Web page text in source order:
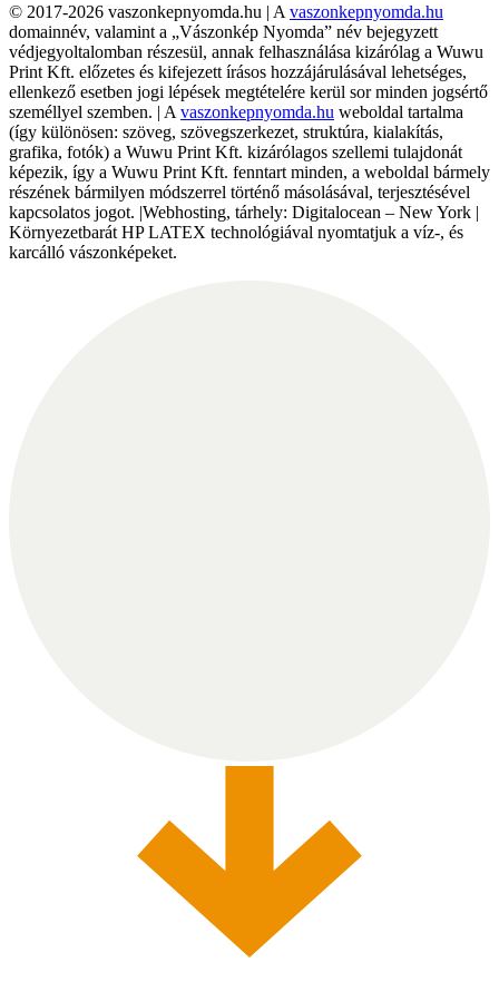
© 2017-2026 vaszonkepnyomda.hu | A vaszonkepnyomda.hu
domainnév, valamint a „Vászonkép Nyomda” név bejegyzett
védjegyoltalomban részesül, annak felhasználása kizárólag a Wuwu
Print Kft. előzetes és kifejezett írásos hozzájárulásával lehetséges,
ellenkező esetben jogi lépések megtételére kerül sor minden jogsértő
személlyel szemben. | A vaszonkepnyomda.hu weboldal tartalma
(így különösen: szöveg, szövegszerkezet, struktúra, kialakítás,
grafika, fotók) a Wuwu Print Kft. kizárólagos szellemi tulajdonát
képezik, így a Wuwu Print Kft. fenntart minden, a weboldal bármely
részének bármilyen módszerrel történő másolásával, terjesztésével
kapcsolatos jogot. |Webhosting, tárhely: Digitalocean – New York |
Környezetbarát HP LATEX technológiával nyomtatjuk a víz-, és
karcálló vászonképeket.